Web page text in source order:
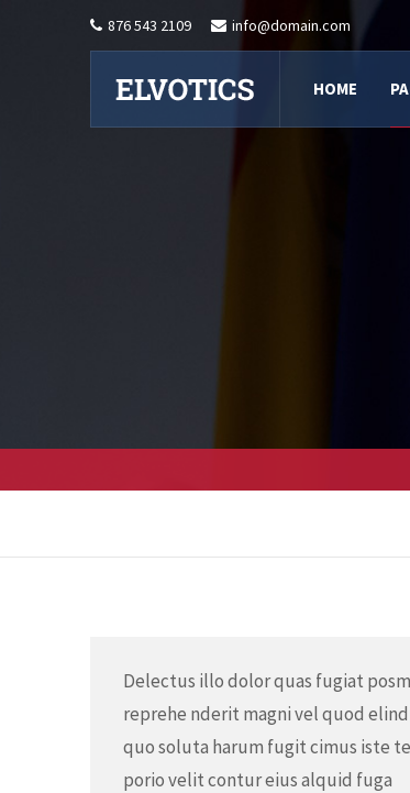
876 543 2109 info@domain.com
HOME
Delectus illo dolor quas fugiat
reprehe nderit magni vel quod
quo soluta harum fugit cimus iste
porio velit contur eius alquid fuga